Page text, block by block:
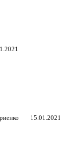
15.01.2021